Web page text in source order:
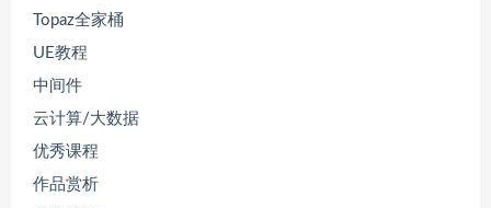
Topaz全家桶
UE教程
中间件
云计算/大数据
优秀课程
作品赏析